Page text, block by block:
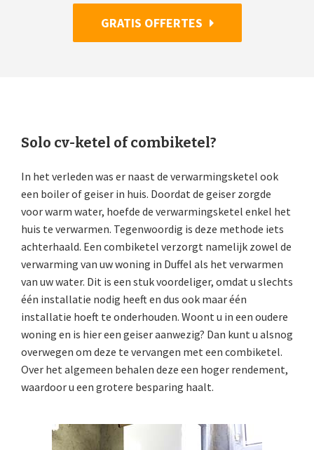
GRATIS OFFERTES
Solo cv-ketel of combiketel?
In het verleden was er naast de verwarmingsketel ook
een boiler of geiser in huis. Doordat de geiser zorgde
voor warm water, hoefde de verwarmingsketel enkel het
huis te verwarmen. Tegenwoordig is deze methode iets
achterhaald. Een combiketel verzorgt namelijk zowel de
verwarming van uw woning in Duffel als het verwarmen
van uw water. Dit is een stuk voordeliger, omdat u slechts
één installatie nodig heeft en dus ook maar één
installatie hoeft te onderhouden. Woont u in een oudere
woning en is hier een geiser aanwezig? Dan kunt u alsnog
overwegen om deze te vervangen met een combiketel.
Over het algemeen behalen deze een hoger rendement,
waardoor u een grotere besparing haalt.